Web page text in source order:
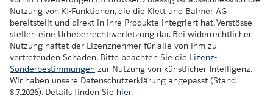
Nutzung von KI-Funktionen, die die Klett und Balmer AG
bereitstellt und direkt in ihre Produkte integriert hat. Verstösse
stellen eine Urheberrechtsverletzung dar. Bei widerrechtlicher
Nutzung haftet der Lizenznehmer für alle von ihm zu
vertretenden Schäden. Bitte beachten Sie die Lizenz-
Sonderbestimmungen zur Nutzung von künstlicher Intelligenz.
Wir haben unsere Datenschutzerklärung angepasst (Stand
8.7.2026). Details finden Sie hier.